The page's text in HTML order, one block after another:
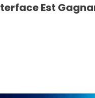
Est